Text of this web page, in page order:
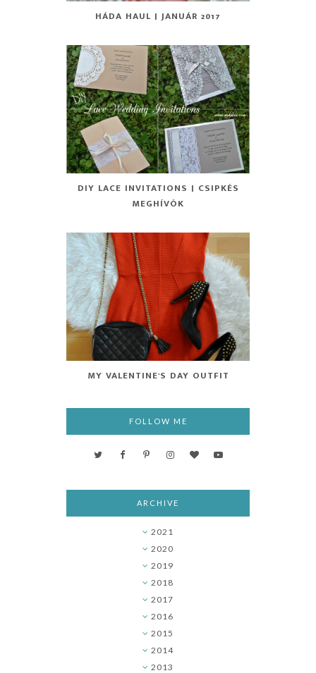
HÁDA HAUL | JANUÁR 2017
DIY LACE INVITATIONS | CSIPKÉS
MEGHÍVÓK
MY VALENTINE'S DAY OUTFIT
FOLLOW ME
ARCHIVE
►2021
►2020
►2019
►2018
▼2017
►2016
►2015
►2014
►2013